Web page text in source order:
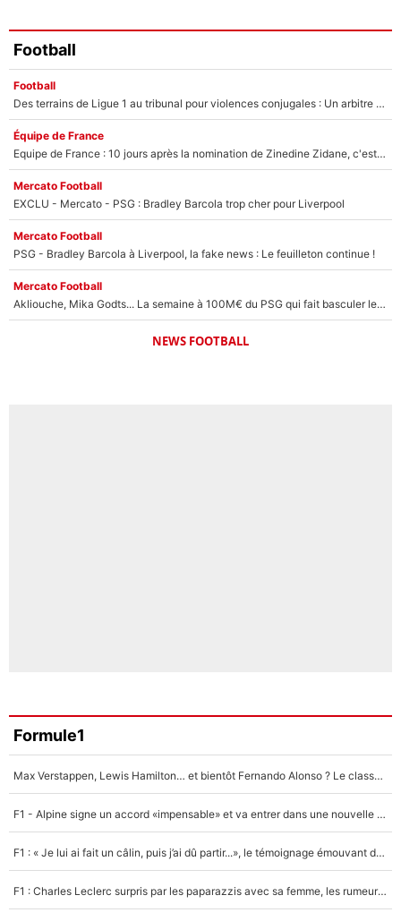
Football
Football
Des terrains de Ligue 1 au tribunal pour violences conjugales : Un arbitre français encourt une peine de 18 mois de prison !
Équipe de France
Equipe de France : 10 jours après la nomination de Zinedine Zidane, c'est au tour de son fils de prendre un nouveau départ !
Mercato Football
EXCLU - Mercato - PSG : Bradley Barcola trop cher pour Liverpool
Mercato Football
PSG - Bradley Barcola à Liverpool, la fake news : Le feuilleton continue !
Mercato Football
Akliouche, Mika Godts... La semaine à 100M€ du PSG qui fait basculer le mercato du PSG !
NEWS FOOTBALL
Formule1
Max Verstappen, Lewis Hamilton… et bientôt Fernando Alonso ? Le classement des pilotes les mieux payés en Formule 1 risque de changer !
F1 - Alpine signe un accord «impensable» et va entrer dans une nouvelle dimension : Grande nouvelle pour Pierre Gasly !
F1 : « Je lui ai fait un câlin, puis j’ai dû partir...», le témoignage émouvant de Max Verstappen sur sa fille
F1 : Charles Leclerc surpris par les paparazzis avec sa femme, les rumeurs étaient vraies !